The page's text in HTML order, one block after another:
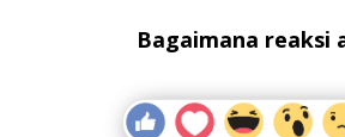
Bagaimana reaksi